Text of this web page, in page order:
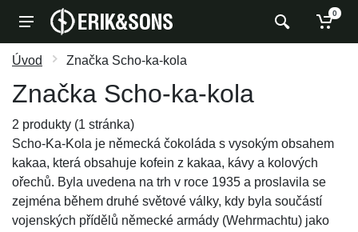
0
Úvod Značka Scho-ka-kola
Značka Scho-ka-kola
2 produkty (1 stránka)
Scho-Ka-Kola je německá čokoláda s vysokým obsahem
kakaa, která obsahuje kofein z kakaa, kávy a kolových
ořechů. Byla uvedena na trh v roce 1935 a proslavila se
zejména během druhé světové války, kdy byla součástí
vojenských přídělů německé armády (Wehrmachtu) jako